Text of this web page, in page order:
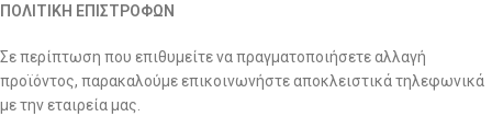
ΠΟΛΙΤΙΚΗ ΕΠΙΣΤΡΟΦΩΝ
Σε περίπτωση που επιθυμείτε να πραγματοποιήσετε αλλαγή
προϊόντος, παρακαλούμε επικοινωνήστε αποκλειστικά τηλεφωνικά
με την εταιρεία μας.